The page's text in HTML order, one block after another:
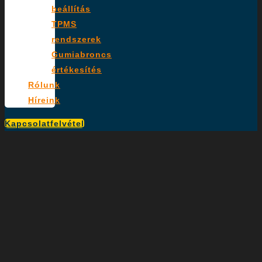
beállítás
TPMS
rendszerek
Gumiabroncs
értékesítés
Rólunk
Híreink
Kapcsolatfelvétel